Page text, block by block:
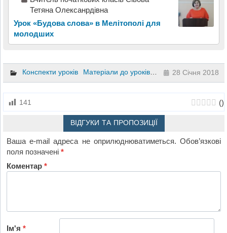
Тетяна Олексанрдівна
Урок «Будова слова» в Мелітополі для
молодших
Конспекти уроків Матеріали до уроків Українська мова 5
28 Січня 2018
141 ()
ВІДГУКИ ТА ПРОПОЗИЦІЇ
Ваша e-mail адреса не оприлюднюватиметься. Обов’язкові
поля позначені*
Коментар*
Ім'я*